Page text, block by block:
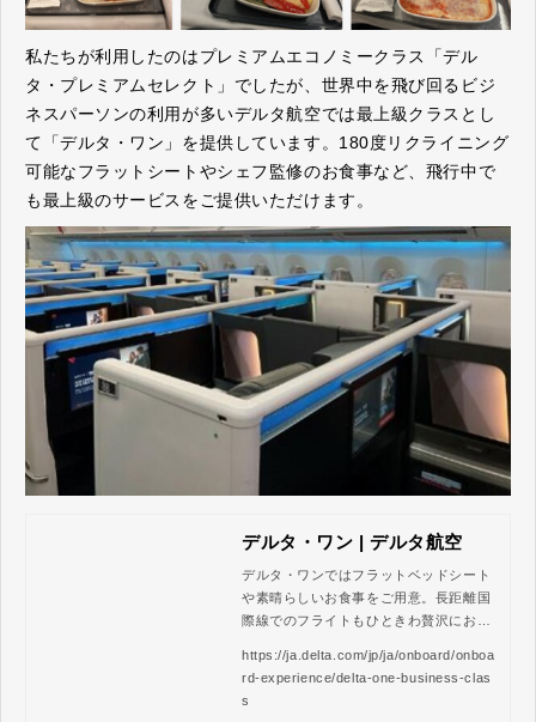
私たちが利用したのはプレミアムエコノミークラス「デル
タ・プレミアムセレクト」でしたが、世界中を飛び回るビジ
ネスパーソンの利用が多いデルタ航空では最上級クラスとし
て「デルタ・ワン」を提供しています。180度リクライニング
可能なフラットシートやシェフ監修のお食事など、飛行中で
も最上級のサービスをご提供いただけます。
デルタ・ワン | デルタ航空
デルタ・ワンではフラットベッドシート
や素晴らしいお食事をご用意。長距離国
際線でのフライトもひときわ贅沢にお楽
https://ja.delta.com/jp/ja/onboard/onboa
rd-experience/delta-one-business-clas
s